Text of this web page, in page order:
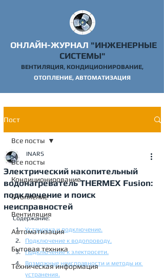
ОНЛАЙН-ЖУРНАЛ "ИНЖЕНЕРНЫЕ
СИСТЕМЫ"
ВЕНТИЛЯЦИЯ, КОНДИЦИОНИРОВАНИЕ,
ОТОПЛЕНИЕ, АВТОМАТИЗАЦИЯ
Пост
Все посты
Кондиционирование
Отопление
Вентиляция
Автоматизация
Бытовая техника
Техническая информация
Все посты
Электрический накопительный
водонагреватель THERMEX Fusion:
подключение и поиск
неисправностей
INARS
Содержание:
Установка и подключение.
Подключение к водопроводу.
Подключение к электросети.
Возможные неисправности и методы их
устранения.